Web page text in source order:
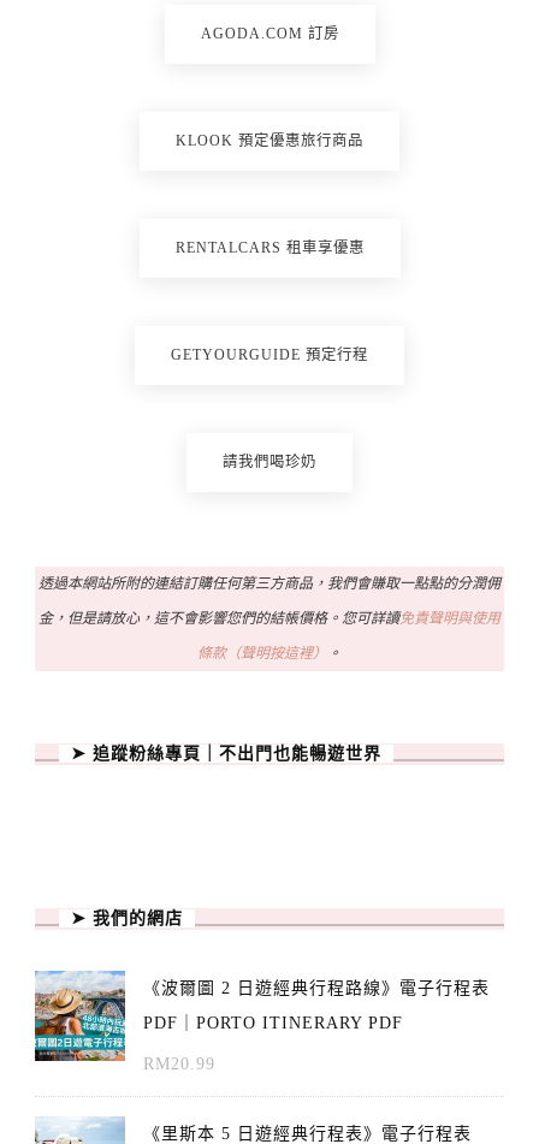
AGODA.COM 訂房
KLOOK 預定優惠旅行商品
RENTALCARS 租車享優惠
GETYOURGUIDE 預定行程
請我們喝珍奶
透過本網站所附的連結訂購任何第三方商品，我們會賺取一點點的分潤佣
金，但是請放心，這不會影響您們的結帳價格。您可詳讀免責聲明與使用
條款（聲明按這裡） 。
➤ 追蹤粉絲專頁｜不出門也能暢遊世界
➤ 我們的網店
《波爾圖 2 日遊經典行程路線》電子行程表
PDF｜PORTO ITINERARY PDF
RM20.99
《里斯本 5 日遊經典行程表》電子行程表